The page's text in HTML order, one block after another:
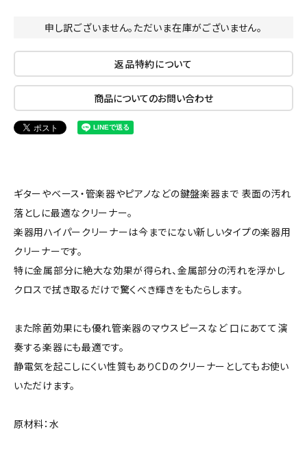
申し訳ございません。ただいま在庫がございません。
返品特約について
商品についてのお問い合わせ
ギターやベース・管楽器やピアノなどの鍵盤楽器まで 表面の汚れ
落としに最適なクリーナー。
楽器用ハイパークリーナーは今までにない新しいタイプの楽器用
クリーナーです。
特に金属部分に絶大な効果が得られ、金属部分の汚れを浮かし
クロスで拭き取るだけで驚くべき輝きをもたらします。
また除菌効果にも優れ管楽器のマウスピースなど 口にあてて演
奏する楽器にも最適です。
静電気を起こしにくい性質もありCDのクリーナーとしてもお使い
いただけます。
原材料：水